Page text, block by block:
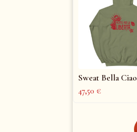
Sweat Bella Ciao
47,50€